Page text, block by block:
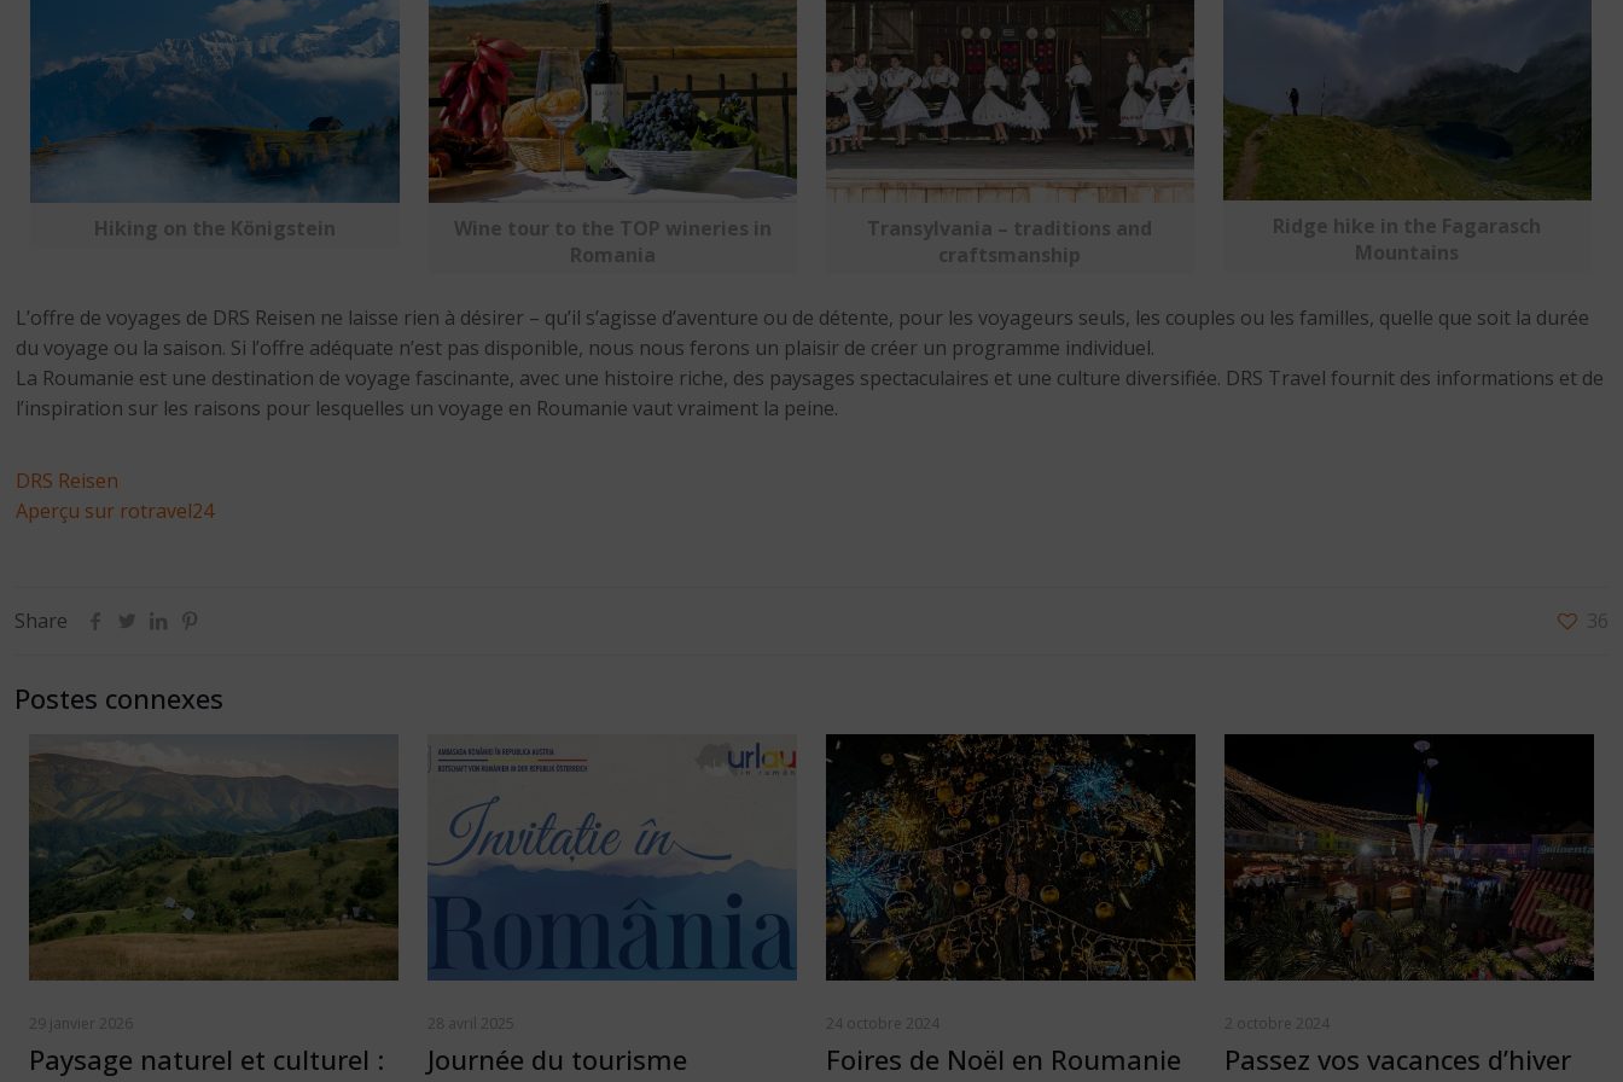
Hiking on the Königstein
Wine tour to the TOP wineries in
Romania
Transylvania – traditions and
craftsmanship
Ridge hike in the Fagarasch
Mountains
L’offre de voyages de DRS Reisen ne laisse rien à désirer – qu’il s’agisse d’aventure ou de détente, pour les voyageurs seuls, les couples ou les familles, quelle que soit la durée
du voyage ou la saison. Si l’offre adéquate n’est pas disponible, nous nous ferons un plaisir de créer un programme individuel.
La Roumanie est une destination de voyage fascinante, avec une histoire riche, des paysages spectaculaires et une culture diversifiée. DRS Travel fournit des informations et de
l’inspiration sur les raisons pour lesquelles un voyage en Roumanie vaut vraiment la peine.
DRS Reisen
Aperçu sur rotravel24
Share 36
Postes connexes
29 janvier 2026
Paysage naturel et culturel :
28 avril 2025
Journée du tourisme
24 octobre 2024
Foires de Noël en Roumanie
2 octobre 2024
Passez vos vacances d’hiver